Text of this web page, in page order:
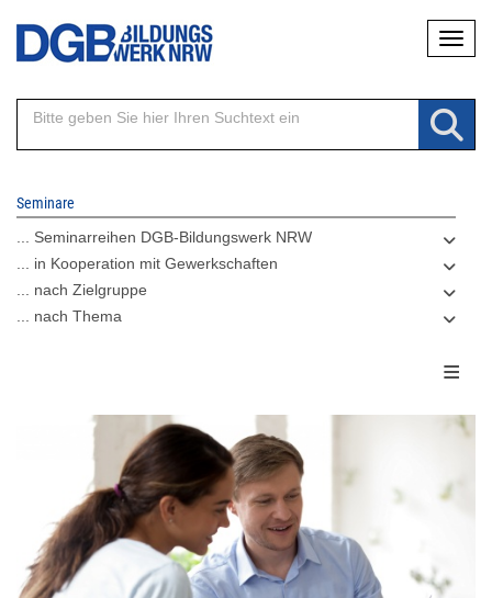
Direkt
Inhalt
Seminare
... Seminarreihen DGB-Bildungswerk NRW
... in Kooperation mit Gewerkschaften
... nach Zielgruppe
... nach Thema